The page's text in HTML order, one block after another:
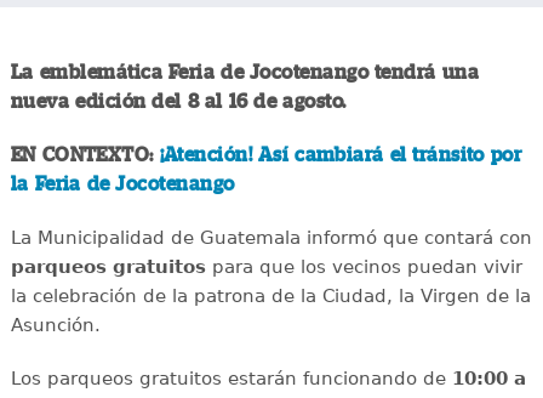
La emblemática Feria de Jocotenango tendrá una
nueva edición del 8 al 16 de agosto.
EN CONTEXTO:¡Atención! Así cambiará el tránsito por
la Feria de Jocotenango
La Municipalidad de Guatemala informó que contará con
parqueos gratuitospara que los vecinos puedan vivir
la celebración de la patrona de la Ciudad, la Virgen de la
Asunción.
Los parqueos gratuitos estarán funcionando de 10:00 a